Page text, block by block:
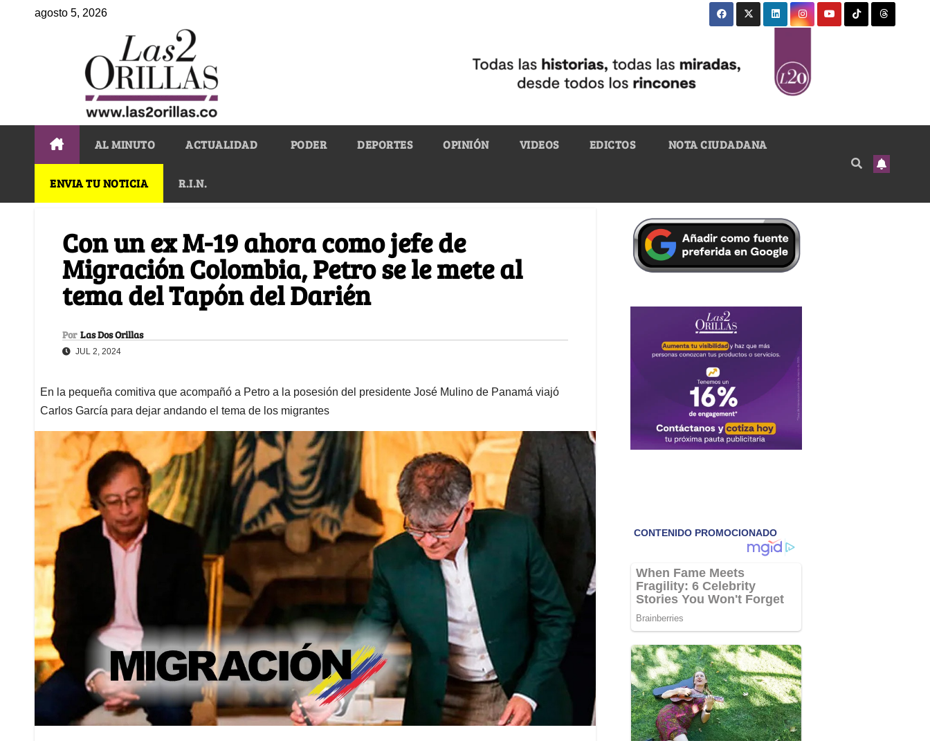
agosto 5, 2026
AL MINUTO ACTUALIDAD PODER DEPORTES OPINIÓN VIDEOS EDICTOS NOTA CIUDADANA
ENVIA TU NOTICIA R.I.N.
Con un ex M-19 ahora como jefe de
Migración Colombia, Petro se le mete al
tema del Tapón del Darién
Por Las Dos Orillas
JUL 2, 2024
En la pequeña comitiva que acompañó a Petro a la posesión del presidente José Mulino de Panamá viajó
Carlos García para dejar andando el tema de los migrantes